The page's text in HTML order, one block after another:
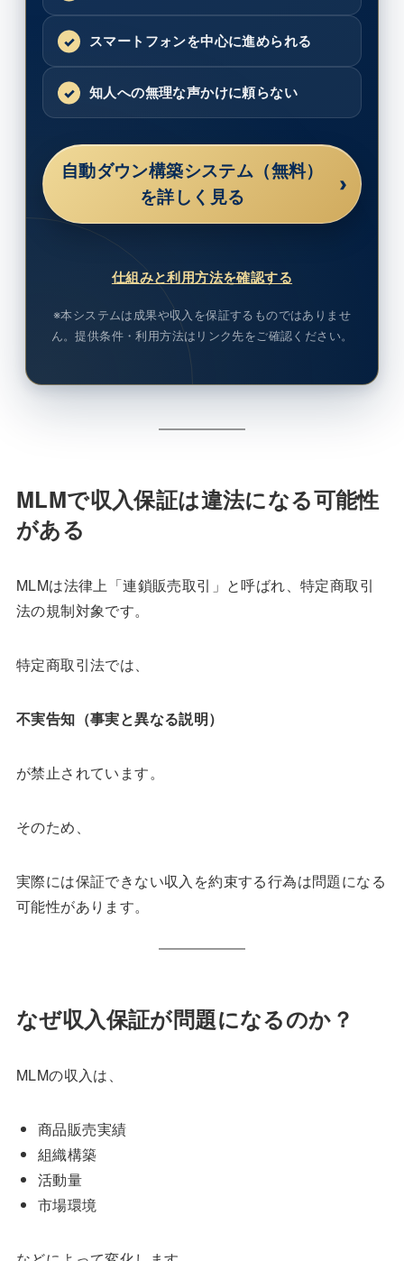
スマートフォンを中心に進められる
知人への無理な声かけに頼らない
自動ダウン構築システム（無料）
を詳しく見る
›
仕組みと利用方法を確認する
※本システムは成果や収入を保証するものではありませ
ん。提供条件・利用方法はリンク先をご確認ください。
MLMで収入保証は違法になる可能性
がある
MLMは法律上「連鎖販売取引」と呼ばれ、特定商取引
法の規制対象です。
特定商取引法では、
不実告知（事実と異なる説明）
が禁止されています。
そのため、
実際には保証できない収入を約束する行為は問題になる
可能性があります。
なぜ収入保証が問題になるのか？
MLMの収入は、
商品販売実績
組織構築
活動量
市場環境